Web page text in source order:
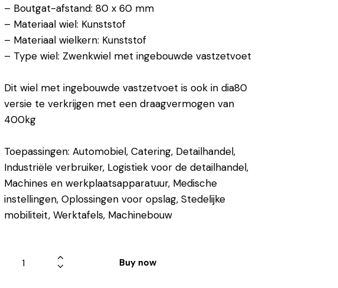
– Boutgat-afstand: 80 x 60 mm
– Materiaal wiel: Kunststof
– Materiaal wielkern: Kunststof
– Type wiel: Zwenkwiel met ingebouwde vastzetvoet
Dit wiel met ingebouwde vastzetvoet is ook in dia80
versie te verkrijgen met een draagvermogen van
400kg
Toepassingen: Automobiel, Catering, Detailhandel,
Industriële verbruiker, Logistiek voor de detailhandel,
Machines en werkplaatsapparatuur, Medische
instellingen, Oplossingen voor opslag, Stedelijke
mobiliteit, Werktafels, Machinebouw
Buy now